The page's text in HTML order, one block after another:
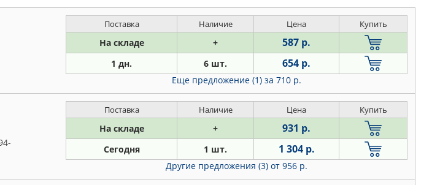
Поставка Наличие Цена Купить
На складе + 587 р.
1 дн. 6 шт. 654 р.
Еще предложение (1) за 710 р.
Поставка Наличие Цена Купить
На складе + 931 р.
Сегодня 1 шт. 1 304 р.
Другие предложения (3) от 956 р.